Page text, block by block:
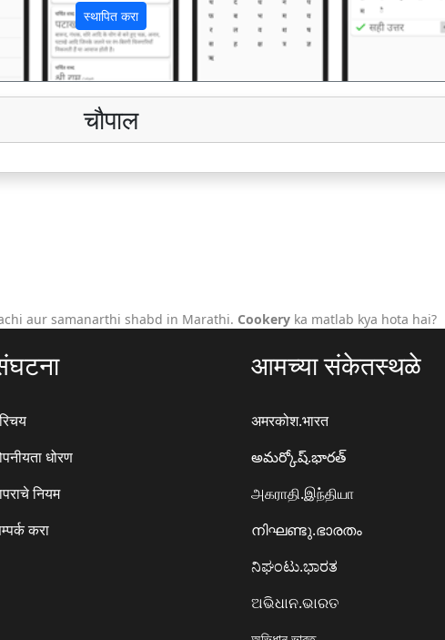
स्थापित करा
चौपाल
aur samanarthi shabd in Marathi. Cookery ka matlab kya hota hai?
धोरण
नियम
करा
आमच्या संकेतस्थळे
अमरकोश.भारत
అమర్కోష్.భారత్
அகராதி.இந்தியா
നിഘണ്ടു.ഭാരതം
ನಿಘಂಟು.ಭಾರತ
ଅଭିଧାନ.ଭାରତ